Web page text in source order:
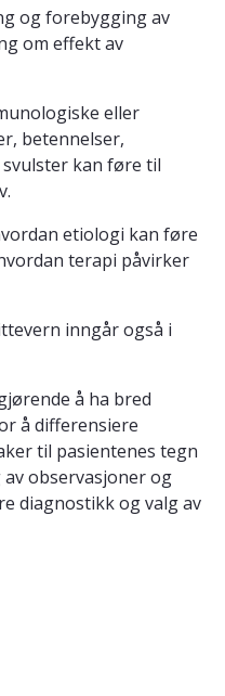
og forebygging av
om effekt av
eller
betennelser,
kan føre til
etiologi kan føre
terapi påvirker
inngår også i
å ha bred
å differensiere
til pasientenes tegn
observasjoner og
diagnostikk og valg av